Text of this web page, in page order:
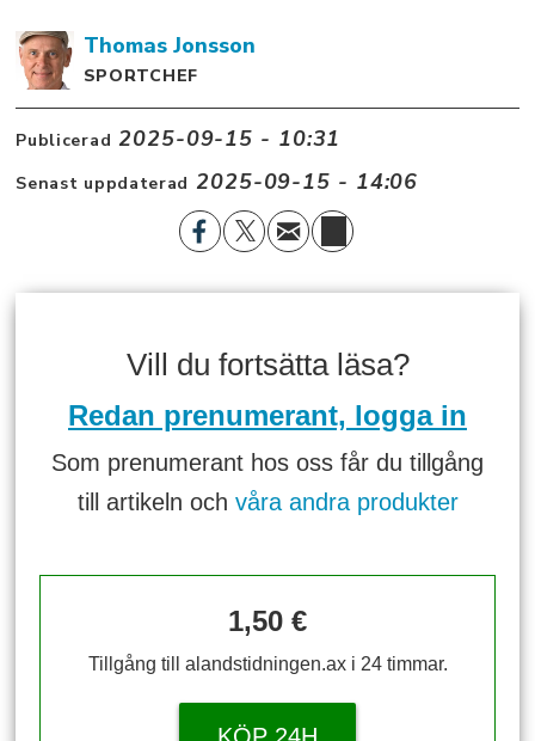
Thomas Jonsson
SPORTCHEF
Publicerad 2025-09-15 - 10:31
Senast uppdaterad 2025-09-15 - 14:06
Vill du fortsätta läsa?
Redan prenumerant, logga in
Som prenumerant hos oss får du tillgång
till artikeln och våra andra produkter
1,50 €
Tillgång till alandstidningen.ax i 24 timmar.